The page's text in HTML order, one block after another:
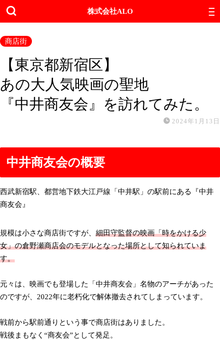
株式会社ALO
商店街
【東京都新宿区】
あの大人気映画の聖地
『中井商友会』を訪れてみた。
2024年1月13日
中井商友会の概要
西武新宿駅、都営地下鉄大江戸線「中井駅」の駅前にある『中井
商友会』
規模は小さな商店街ですが、 細田守監督の映画「時をかける少
女」の倉野瀬商店会のモデルとなった場所として知られていま
す。
元々は、映画でも登場した「中井商友会」名物のアーチがあった
のですが、2022年に老朽化で解体撤去されてしまっています。
戦前から駅前通りという事で商店街はありました。
戦後まもなく“商友会”として発足。